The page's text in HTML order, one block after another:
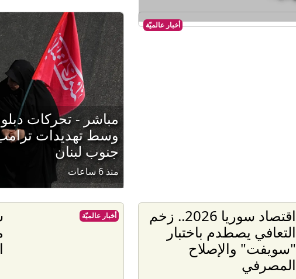
أخبار عالميّة
مباشر - تحركات
وسط تهديدات
جنوب لبنان
منذ 6 ساعات
اقتصاد سوريا 2026.. زخم
التعافي يصطدم باختبار
"سويفت" والإصلاح
المصرفي
أخبار عالميّة